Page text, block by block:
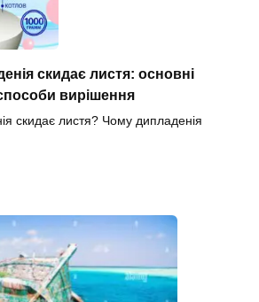
скидає листя: основні
вирішення
скидає листя? Чому дипладенія